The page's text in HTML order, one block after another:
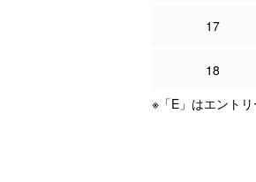
17
18
※「E」はエント